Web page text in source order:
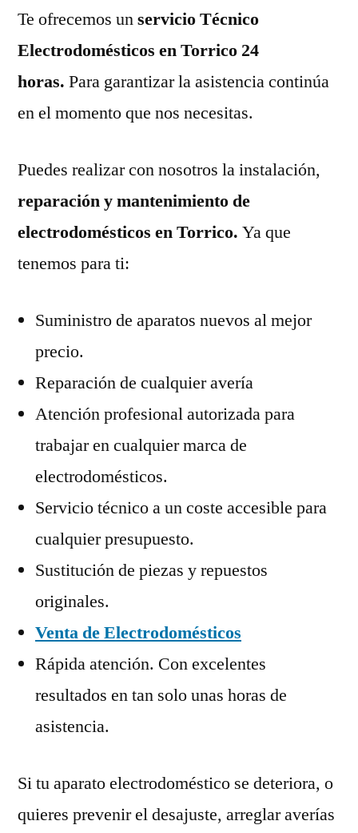
Te ofrecemos unservicio Técnico
Electrodomésticos en Torrico 24
horas. Para garantizar la asistencia continúa
en el momento que nos necesitas.
Puedes realizar con nosotros la instalación,
reparación y mantenimiento de
electrodomésticos en Torrico. Ya que
tenemos para ti:
Suministro de aparatos nuevos al mejor
precio.
Reparación de cualquier avería
Atención profesional autorizada para
trabajar en cualquier marca de
electrodomésticos.
Servicio técnico a un coste accesible para
cualquier presupuesto.
Sustitución de piezas y repuestos
originales.
Venta de Electrodomésticos
Rápida atención. Con excelentes
resultados en tan solo unas horas de
asistencia.
Si tu aparato electrodoméstico se deteriora, o
quieres prevenir el desajuste, arreglar averías